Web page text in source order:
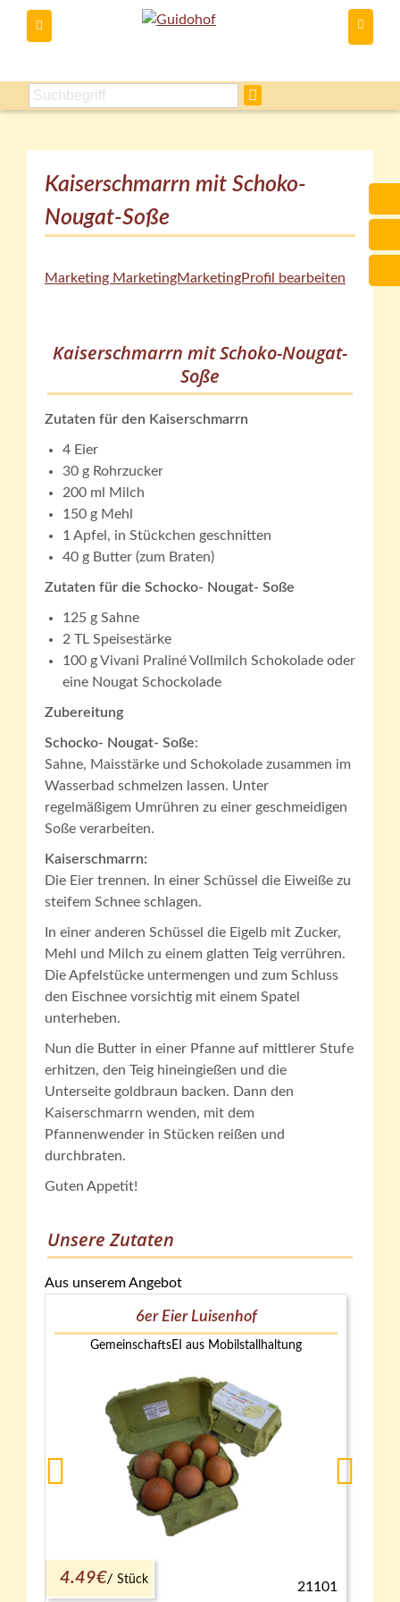
Du
Kaiserschmarrn mit Schoko-
Nougat-Soße
Marketing MarketingMarketingProfil bearbeiten
Kaiserschmarrn mit Schoko-Nougat-
Soße
Zutaten für den Kaiserschmarrn
4 Eier
30 g Rohrzucker
200 ml Milch
150 g Mehl
1 Apfel, in Stückchen geschnitten
40 g Butter (zum Braten)
Zutaten für die Schocko- Nougat- Soße
125 g Sahne
2 TL Speisestärke
100 g Vivani Praliné Vollmilch Schokolade oder
eine Nougat Schockolade
Zubereitung
Schocko- Nougat- Soße:
Sahne, Maisstärke und Schokolade zusammen im
Wasserbad schmelzen lassen. Unter
regelmäßigem Umrühren zu einer geschmeidigen
Soße verarbeiten.
Kaiserschmarrn:
Die Eier trennen. In einer Schüssel die Eiweiße zu
steifem Schnee schlagen.
In einer anderen Schüssel die Eigelb mit Zucker,
Mehl und Milch zu einem glatten Teig verrühren.
Die Apfelstücke untermengen und zum Schluss
den Eischnee vorsichtig mit einem Spatel
unterheben.
Nun die Butter in einer Pfanne auf mittlerer Stufe
erhitzen, den Teig hineingießen und die
Unterseite goldbraun backen. Dann den
Kaiserschmarrn wenden, mit dem
Pfannenwender in Stücken reißen und
durchbraten.
Guten Appetit!
Unsere Zutaten
Aus unserem Angebot
21101
6er Eier Luisenhof
GemeinschaftsEI aus Mobilstallhaltung
4.49€ Stück